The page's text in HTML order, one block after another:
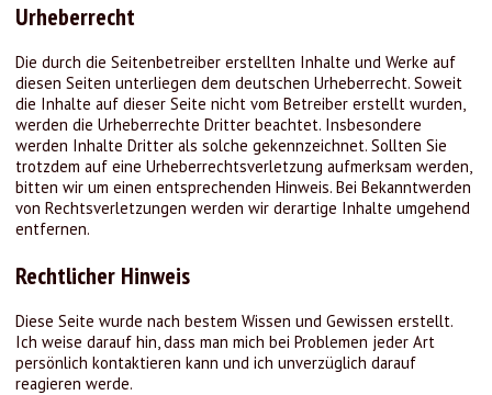
Urheberrecht
Die durch die Seitenbetreiber erstellten Inhalte und Werke auf
diesen Seiten unterliegen dem deutschen Urheberrecht. Soweit
die Inhalte auf dieser Seite nicht vom Betreiber erstellt wurden,
werden die Urheberrechte Dritter beachtet. Insbesondere
werden Inhalte Dritter als solche gekennzeichnet. Sollten Sie
trotzdem auf eine Urheberrechtsverletzung aufmerksam werden,
bitten wir um einen entsprechenden Hinweis. Bei Bekanntwerden
von Rechtsverletzungen werden wir derartige Inhalte umgehend
entfernen.
Rechtlicher Hinweis
Diese Seite wurde nach bestem Wissen und Gewissen erstellt.
Ich weise darauf hin, dass man mich bei Problemen jeder Art
persönlich kontaktieren kann und ich unverzüglich darauf
reagieren werde.